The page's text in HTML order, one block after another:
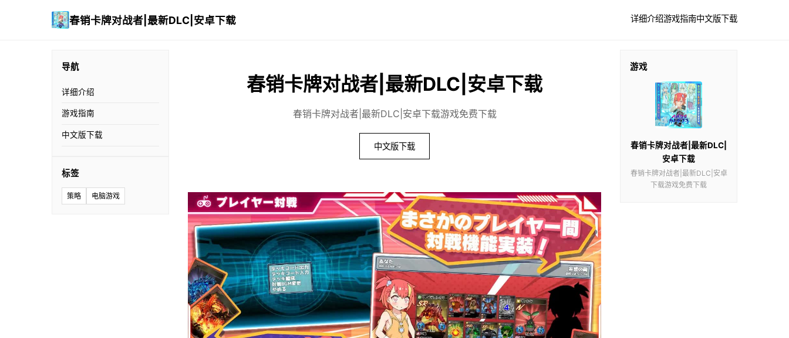
春销卡牌对战者|最新DLC|安卓下载 详细介绍游戏指南中文版下载
导航
详细介绍
游戏指南
中文版下载
标签
策略 电脑游戏
春销卡牌对战者|最新DLC|安卓下载
春销卡牌对战者|最新DLC|安卓下载游戏免费下载
中文版下载
游戏
春销卡牌对战者|最新DLC|
安卓下载
春销卡牌对战者|最新DLC|安卓
下载游戏免费下载